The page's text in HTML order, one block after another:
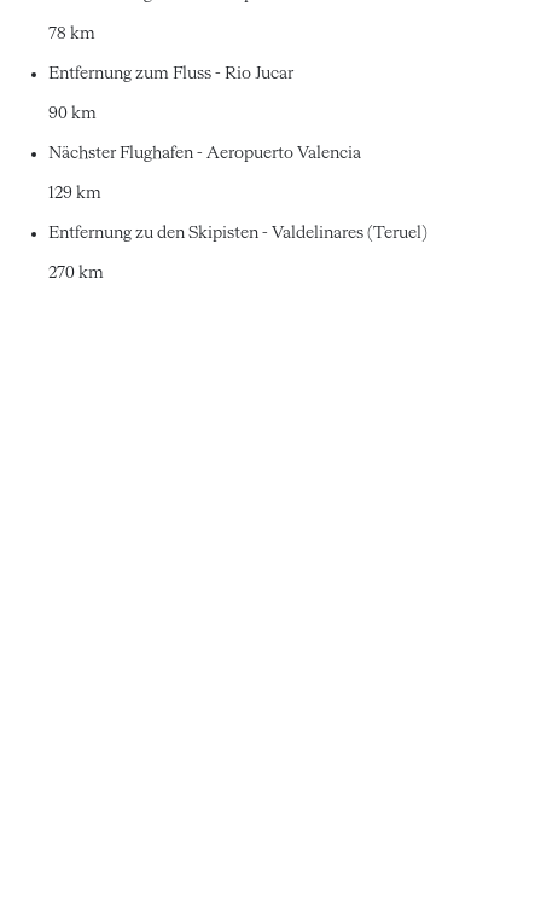
78 km
Entfernung zum Fluss - Rio Jucar
90 km
Nächster Flughafen - Aeropuerto Valencia
129 km
Entfernung zu den Skipisten - Valdelinares (Teruel)
270 km